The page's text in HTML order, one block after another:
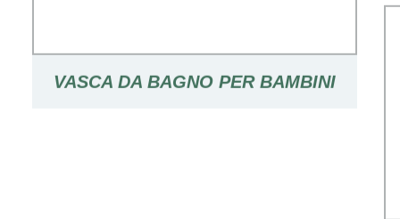
VASCA DA BAGNO PER BAMBINI